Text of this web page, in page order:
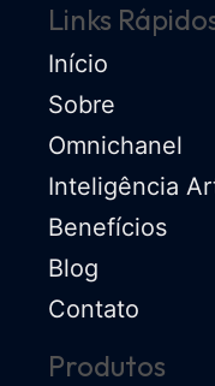
Links
Início
Sobre
Omnichanel
Inteligência
Benefícios
Blog
Contato
Produtos